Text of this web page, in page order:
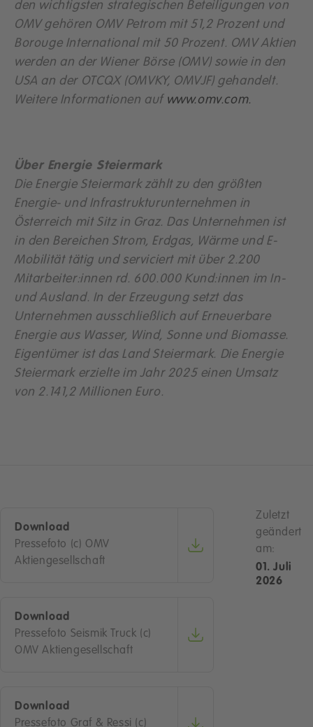
den wichtigsten strategischen Beteiligungen von
OMV gehören OMV Petrom mit 51,2 Prozent und
Borouge International mit 50 Prozent. OMV Aktien
werden an der Wiener Börse (OMV) sowie in den
USA an der OTCQX (OMVKY, OMVJF) gehandelt.
Weitere Informationen auf www.omv.com.
Über Energie Steiermark
Die Energie Steiermark zählt zu den größten
Energie- und Infrastrukturunternehmen in
Österreich mit Sitz in Graz. Das Unternehmen ist
in den Bereichen Strom, Erdgas, Wärme und E-
Mobilität tätig und serviciert mit über 2.200
Mitarbeiter:innen rd. 600.000 Kund:innen im In-
und Ausland. In der Erzeugung setzt das
Unternehmen ausschließlich auf Erneuerbare
Energie aus Wasser, Wind, Sonne und Biomasse.
Eigentümer ist das Land Steiermark. Die Energie
Steiermark erzielte im Jahr 2025 einen Umsatz
von 2.141,2 Millionen Euro.
Download
Pressefoto (c) OMV
Aktiengesellschaft
Download
Pressefoto Seismik Truck (c)
OMV Aktiengesellschaft
Download
Pressefoto Graf & Ressi (c)
Zuletzt
geändert
am:
01. Juli
2026